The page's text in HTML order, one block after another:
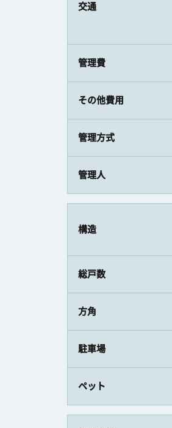
交通
管理費
その他費用
管理方式
管理人
構造
総戸数
方角
駐車場
ペット